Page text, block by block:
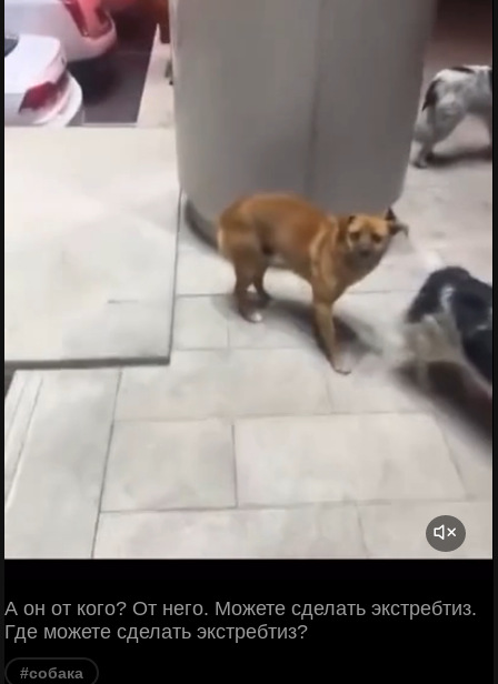
А он от кого? От него. Можете сделать экстребтиз.
Где можете сделать экстребтиз?
#собака